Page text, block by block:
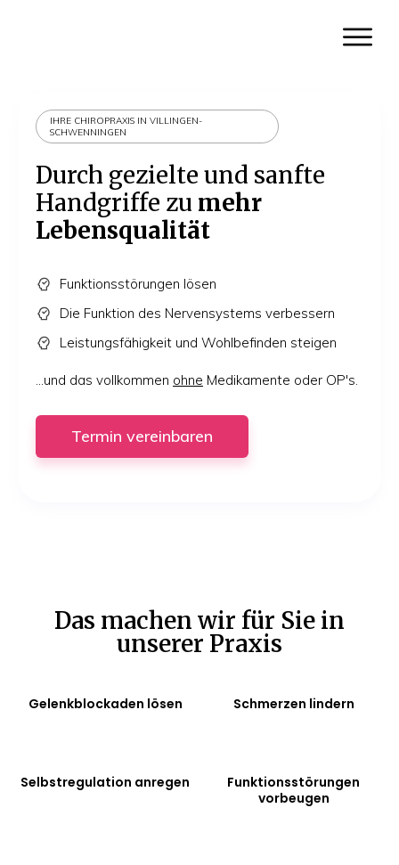
IHRE CHIROPRAXIS IN VILLINGEN-
SCHWENNINGEN
Durch gezielte und sanfte
Handgriffe zu mehr
Lebensqualität
Funktionsstörungen lösen
Die Funktion des Nervensystems verbessern
Leistungsfähigkeit und Wohlbefinden steigen
...und das vollkommen ohne Medikamente oder OP's.
Termin vereinbaren
Das machen wir für Sie in
unserer Praxis
Gelenkblockaden lösen Schmerzen lindern
Selbstregulation anregen
Funktionsstörungen
vorbeugen